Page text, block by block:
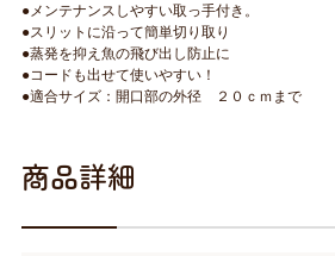
●メンテナンスしやすい取っ手付き。
●スリットに沿って簡単切り取り
●蒸発を抑え魚の飛び出し防止に
●コードも出せて使いやすい！
●適合サイズ：開口部の外径 ２０ｃｍまで
商品詳細